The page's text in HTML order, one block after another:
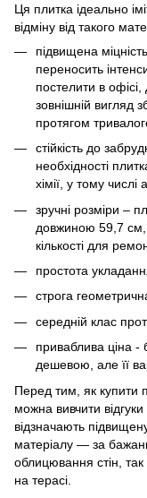
Ця плитка ідеально
відміну від такого
підвищена
переносить
постелити в
зовнішній вигляд
протягом
стійкість до
необхідності
хімії, у тому
зручні розміри –
довжиною 59,7 см,
кількості для
простота
строга
середній клас
приваблива ціна -
дешевою, але її
Перед тим, як купити
можна вивчити відгуки
відзначають
матеріалу — за
облицювання стін, так
на терасі.